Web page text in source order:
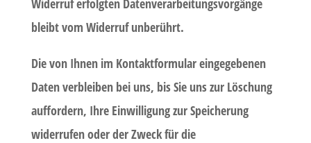
bleibt vom Widerruf unberührt.
Die von Ihnen im Kontaktformular eingegebenen
Daten verbleiben bei uns, bis Sie uns zur Löschung
auffordern, Ihre Einwilligung zur Speicherung
widerrufen oder der Zweck für die